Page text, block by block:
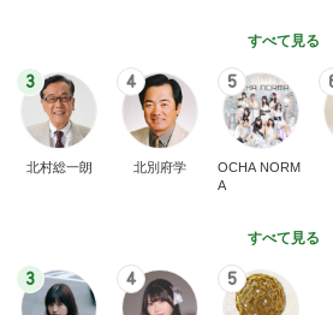
すべて見る
3
北村総一朗
4
北別府学
5
OCHA NORM
A
すべて見る
3 4 5